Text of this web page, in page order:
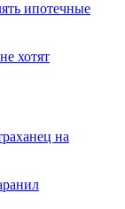
ипотечные
хотят
на